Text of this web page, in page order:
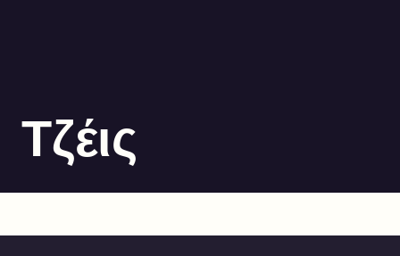
Τζέις